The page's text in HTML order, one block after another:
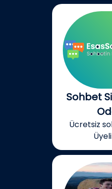
Sohbet
Ücretsiz